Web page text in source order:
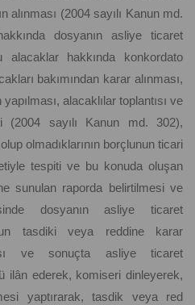
alınması (2004 sayılı Kanun md.
dosyanın asliye ticaret
alacaklar hakkında konkordato
bakımından karar alınması,
alacaklılar toplantısı ve
(2004 sayılı Kanun md. 302),
olmadıklarının borçlunun ticari
tespiti ve bu konuda oluşan
sunulan raporda belirtilmesi ve
dosyanın asliye ticaret
tasdiki veya reddine karar
ve sonuçta asliye ticaret
ilân ederek, komiseri dinleyerek,
yaptırarak, tasdik veya red